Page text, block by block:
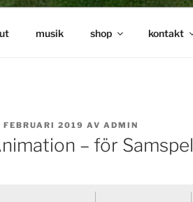
musik shop kontakt
FEBRUARI 2019 AV ADMIN
– för Samspel